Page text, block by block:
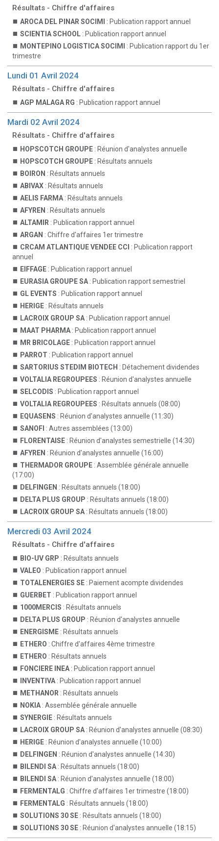
Résultats - Chiffre d'affaires
AROCA DEL PINAR SOCIMI
: Publication rapport annuel
SCIENTIA SCHOOL : Publication rapport annuel
MONTEPINO LOGISTICA SOCIMI
: Publication rapport du 1er
trimestre
Lundi 01 Avril 2024
Résultats - Chiffre d'affaires
AGP MALAGA RG : Publication rapport annuel
Mardi 02 Avril 2024
Résultats - Chiffre d'affaires
HOPSCOTCH GROUPE : Réunion d'analystes annuelle
HOPSCOTCH GROUPE : Résultats annuels
BOIRON : Résultats annuels
ABIVAX : Résultats annuels
AELIS FARMA : Résultats annuels
AFYREN : Résultats annuels
ALTAMIR : Publication rapport annuel
ARGAN : Chiffre d'affaires 1er trimestre
CRCAM ATLANTIQUE VENDEE CCI : Publication rapport
annuel
EIFFAGE : Publication rapport annuel
EURASIA GROUPE SA : Publication rapport semestriel
GL EVENTS : Publication rapport annuel
HERIGE : Résultats annuels
LACROIX GROUP SA : Publication rapport annuel
MAAT PHARMA : Publication rapport annuel
MR BRICOLAGE : Publication rapport annuel
PARROT : Publication rapport annuel
SARTORIUS STEDIM BIOTECH : Détachement dividendes
VOLTALIA REGROUPEES : Réunion d'analystes annuelle
SELCODIS : Publication rapport annuel
VOLTALIA REGROUPEES : Résultats annuels (08:00)
EQUASENS : Réunion d'analystes annuelle (11:30)
SANOFI : Autres assemblées (13:00)
FLORENTAISE : Réunion d'analystes semestrielle (14:30)
AFYREN : Réunion d'analystes annuelle (16:00)
THERMADOR GROUPE : Assemblée générale annuelle
(17:00)
DELFINGEN : Résultats annuels (18:00)
DELTA PLUS GROUP : Résultats annuels (18:00)
LACROIX GROUP SA : Résultats annuels (18:00)
Mercredi 03 Avril 2024
Résultats - Chiffre d'affaires
BIO-UV GRP : Résultats annuels
VALEO : Publication rapport annuel
TOTALENERGIES SE : Paiement acompte dividendes
GUERBET : Publication rapport annuel
1000MERCIS : Résultats annuels
DELTA PLUS GROUP : Réunion d'analystes annuelle
ENERGISME : Résultats annuels
ETHERO : Chiffre d'affaires 4ème trimestre
ETHERO : Résultats annuels
FONCIERE INEA : Publication rapport annuel
INVENTIVA : Publication rapport annuel
METHANOR : Résultats annuels
NOKIA : Assemblée générale annuelle
SYNERGIE : Résultats annuels
LACROIX GROUP SA : Réunion d'analystes annuelle (08:30)
HERIGE : Réunion d'analystes annuelle (10:00)
DELFINGEN : Réunion d'analystes annuelle (14:30)
BILENDI SA : Résultats annuels (18:00)
BILENDI SA : Réunion d'analystes annuelle (18:00)
FERMENTALG : Chiffre d'affaires 1er trimestre (18:00)
FERMENTALG : Résultats annuels (18:00)
SOLUTIONS 30 SE : Résultats annuels (18:00)
SOLUTIONS 30 SE : Réunion d'analystes annuelle (18:15)